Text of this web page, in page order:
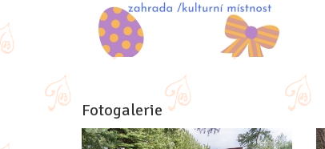
Fotogalerie